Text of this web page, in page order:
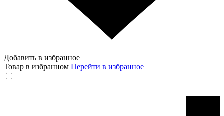
Добавить в избранное
Товар в избранном Перейти в избранное